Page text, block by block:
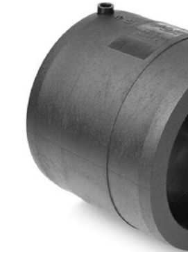
DETALLES